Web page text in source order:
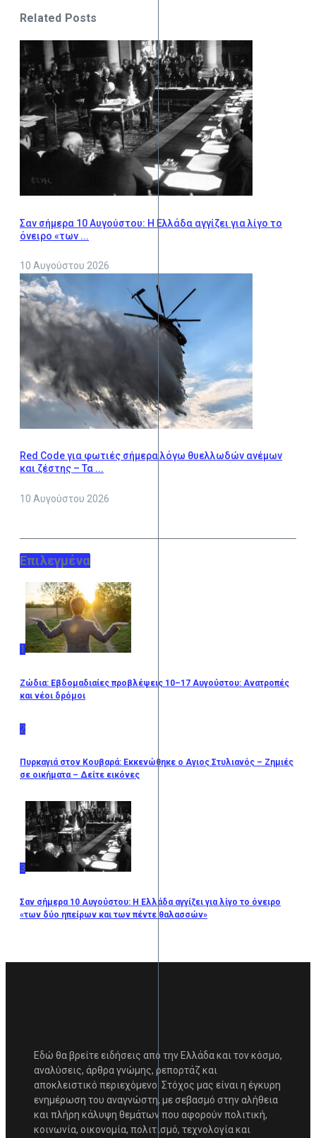
Related Posts
Σαν σήμερα 10 Αυγούστου: Η Ελλάδα αγγίζει για λίγο το
όνειρο «των ...
10 Αυγούστου 2026
Red Code για φωτιές σήμερα λόγω θυελλωδών ανέμων
και ζέστης – Τα ...
10 Αυγούστου 2026
Επιλεγμένα
1
Ζώδια: Εβδομαδιαίες προβλέψεις 10–17 Αυγούστου: Ανατροπές
και νέοι δρόμοι
2
Πυρκαγιά στον Κουβαρά: Eκκενώθηκε ο Αγιος Στυλιανός – Ζημιές
σε οικήματα – Δείτε εικόνες
3
Σαν σήμερα 10 Αυγούστου: Η Ελλάδα αγγίζει για λίγο το όνειρο
«των δύο ηπείρων και των πέντε θαλασσών»
Εδώ θα βρείτε ειδήσεις από την Ελλάδα και τον κόσμο,
αναλύσεις, άρθρα γνώμης, ρεπορτάζ και
αποκλειστικό περιεχόμενο. Στόχος μας είναι η έγκυρη
ενημέρωση του αναγνώστη, με σεβασμό στην αλήθεια
και πλήρη κάλυψη θεμάτων που αφορούν πολιτική,
κοινωνία, οικονομία, πολιτισμό, τεχνολογία και